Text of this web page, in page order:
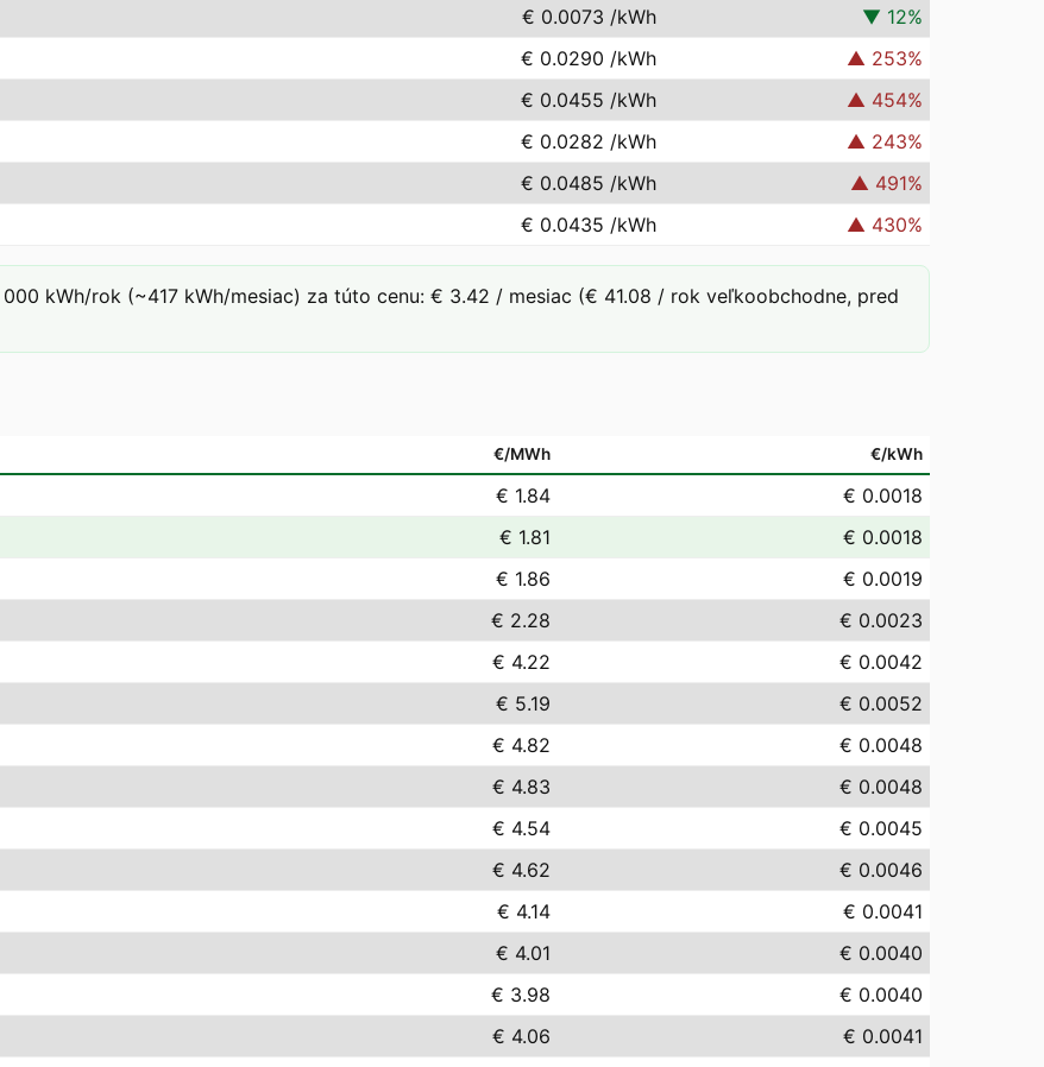
€ 0.0073 /kWh ▼ 12%
€ 0.0290 /kWh ▲ 253%
€ 0.0455 /kWh ▲ 454%
€ 0.0282 /kWh ▲ 243%
€ 0.0485 /kWh ▲ 491%
€ 0.0435 /kWh ▲ 430%
kWh/rok (~417 kWh/mesiac) za túto cenu: € 3.42 / mesiac (€ 41.08 / rok veľkoobchodne, pred
€/MWh €/kWh
€ 1.84
€ 0.0018
€ 1.81
€ 0.0018
€ 1.86
€ 0.0019
€ 2.28
€ 0.0023
€ 4.22
€ 0.0042
€ 5.19
€ 0.0052
€ 4.82
€ 0.0048
€ 4.83
€ 0.0048
€ 4.54
€ 0.0045
€ 4.62
€ 0.0046
€ 4.14
€ 0.0041
€ 4.01
€ 0.0040
€ 3.98
€ 0.0040
€ 4.06
€ 0.0041